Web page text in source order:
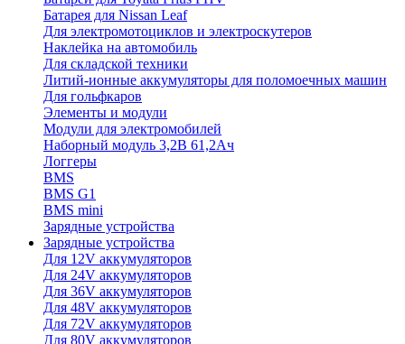
Батарея для Nissan Leaf
Для электромотоциклов и электроскутеров
Наклейка на автомобиль
Для складской техники
Литий-ионные аккумуляторы для поломоечных машин
Для гольфкаров
Элементы и модули
Модули для электромобилей
Наборный модуль 3,2В 61,2Ач
Логгеры
BMS
BMS G1
BMS mini
Зарядные устройства
Зарядные устройства
Для 12V аккумуляторов
Для 24V аккумуляторов
Для 36V аккумуляторов
Для 48V аккумуляторов
Для 72V аккумуляторов
Для 80V аккумуляторов